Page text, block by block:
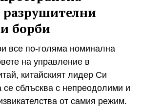
борби
все по-голяма номинална
на управление в
китайският лидер Си
се сблъсква с непреодолими и
от самия режим.